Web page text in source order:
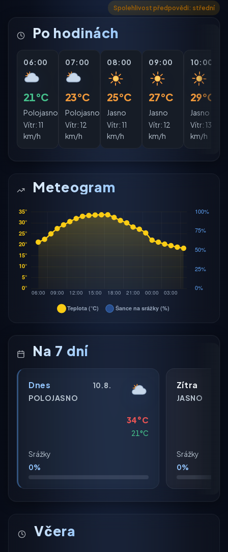
Spolehlivost předpovědi: střední
Po hodinách
06:00
21°C
Polojasno
Vítr: 11
km/h
07:00
23°C
Polojasno
Vítr: 12
km/h
08:00
25°C
Jasno
Vítr: 11
km/h
09:00
27°C
Jasno
Vítr: 12
km/h
10:00
29°C
Jasno
Vítr: 13
km/h
Meteogram
Na 7 dní
Dnes
10.8.
POLOJASNO
34°C
21°C
Srážky
0%
Zítra
JASNO
Srážky
0%
Včera